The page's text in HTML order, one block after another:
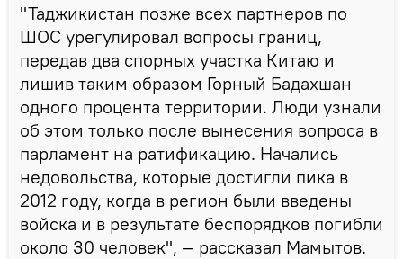
"Таджикистан позже всех партнеров по
ШОС урегулировал вопросы границ,
передав два спорных участка Китаю и
лишив таким образом Горный Бадахшан
одного процента территории. Люди узнали
об этом только после вынесения вопроса в
парламент на ратификацию. Начались
недовольства, которые достигли пика в
2012 году, когда в регион были введены
войска и в результате беспорядков погибли
около 30 человек", — рассказал Мамытов.